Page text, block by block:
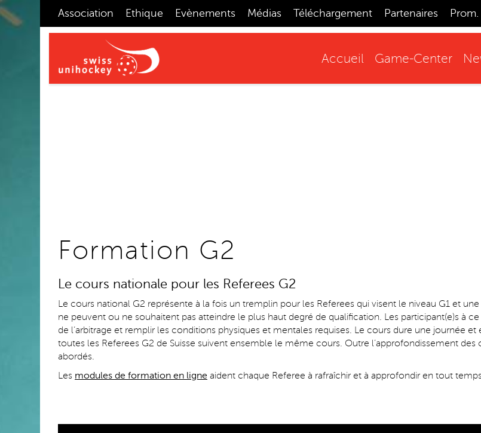
Association Ethique Evènements Médias Téléchargement Partenaires
Accueil Game-Center
Formation G2
Le cours nationale pour les Referees G2
Le cours national G2 représente à la fois un tremplin pour les Referees qui visent le niveau G1 et
ne peuvent ou ne souhaitent pas atteindre le plus haut degré de qualification. Les participant(e)s à
de l’arbitrage et remplir les conditions physiques et mentales requises. Le cours dure une journée
toutes les Referees G2 de Suisse suivent ensemble le même cours. Outre l’approfondissement des
abordés.
Les modules de formation en ligne aident chaque Referee à rafraîchir et à approfondir en tout